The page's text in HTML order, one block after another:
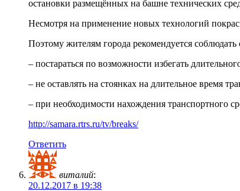
остановки размещённых на башне технических
Несмотря на применение новых технологий
Поэтому жителям города рекомендуется
– постараться по возможности избегать
– не оставлять на стоянках на длительное время
– при необходимости нахождения транспортного
http://samara.rtrs.ru/tv/breaks/
Ответить
виталий:
20.12.2017 в 19:38